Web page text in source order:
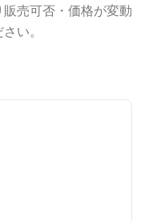
売可否・価格が変動
い。